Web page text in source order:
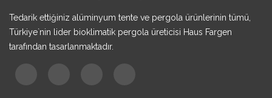
Tedarik ettiğiniz alüminyum tente ve pergola ürünlerinin tümü,
Türkiye`nin lider bioklimatik pergola üreticisi Haus Fargen
tarafından tasarlanmaktadır.